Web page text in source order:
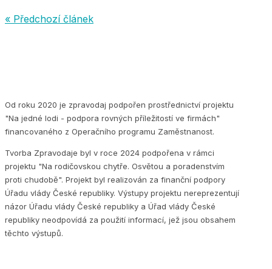
« Předchozí článek
Od roku 2020 je zpravodaj podpořen prostřednictví projektu
"Na jedné lodi - podpora rovných příležitostí ve firmách"
financovaného z Operačního programu Zaměstnanost.
Tvorba Zpravodaje byl v roce 2024 podpořena v rámci
projektu "Na rodičovskou chytře. Osvětou a poradenstvím
proti chudobě". Projekt byl realizován za finanční podpory
Úřadu vlády České republiky. Výstupy projektu nereprezentují
názor Úřadu vlády České republiky a Úřad vlády České
republiky neodpovídá za použití informací, jež jsou obsahem
těchto výstupů.